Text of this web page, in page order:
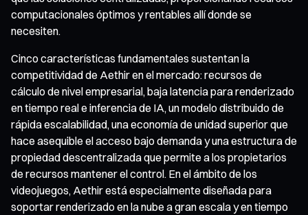
computacionales óptimos y rentables allí donde se
necesiten.
Cinco características fundamentales sustentan la
competitividad de Aethir en el mercado: recursos de
cálculo de nivel empresarial, baja latencia para renderizado
en tiempo real e inferencia de IA, un modelo distribuido de
rápida escalabilidad, una economía de unidad superior que
hace asequible el acceso bajo demanda y una estructura de
propiedad descentralizada que permite a los propietarios
de recursos mantener el control. En el ámbito de los
videojuegos, Aethir está especialmente diseñada para
soportar renderizado en la nube a gran escala y en tiempo